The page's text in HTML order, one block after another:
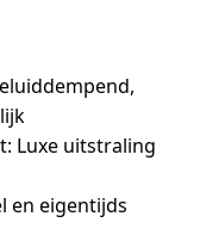
Luxe uitstraling
en eigentijds